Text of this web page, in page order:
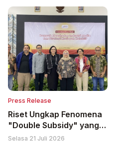
Pemerintah, Kampus dan
Organisasi Masyarakat
Sipil
Press Release
Riset Ungkap Fenomena
"Double Subsidy" yang
Bebani Media
Selasa 21 Juli 2026